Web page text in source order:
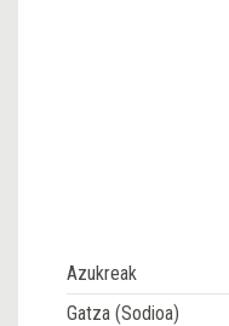
Azukreak
Gatza (Sodioa)